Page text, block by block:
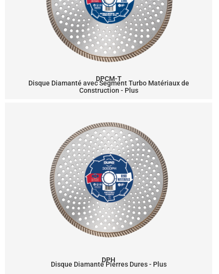
DPCM-T
Disque Diamanté avec Segment Turbo Matériaux de
Construction - Plus
DPH
Disque Diamanté Pierres Dures - Plus